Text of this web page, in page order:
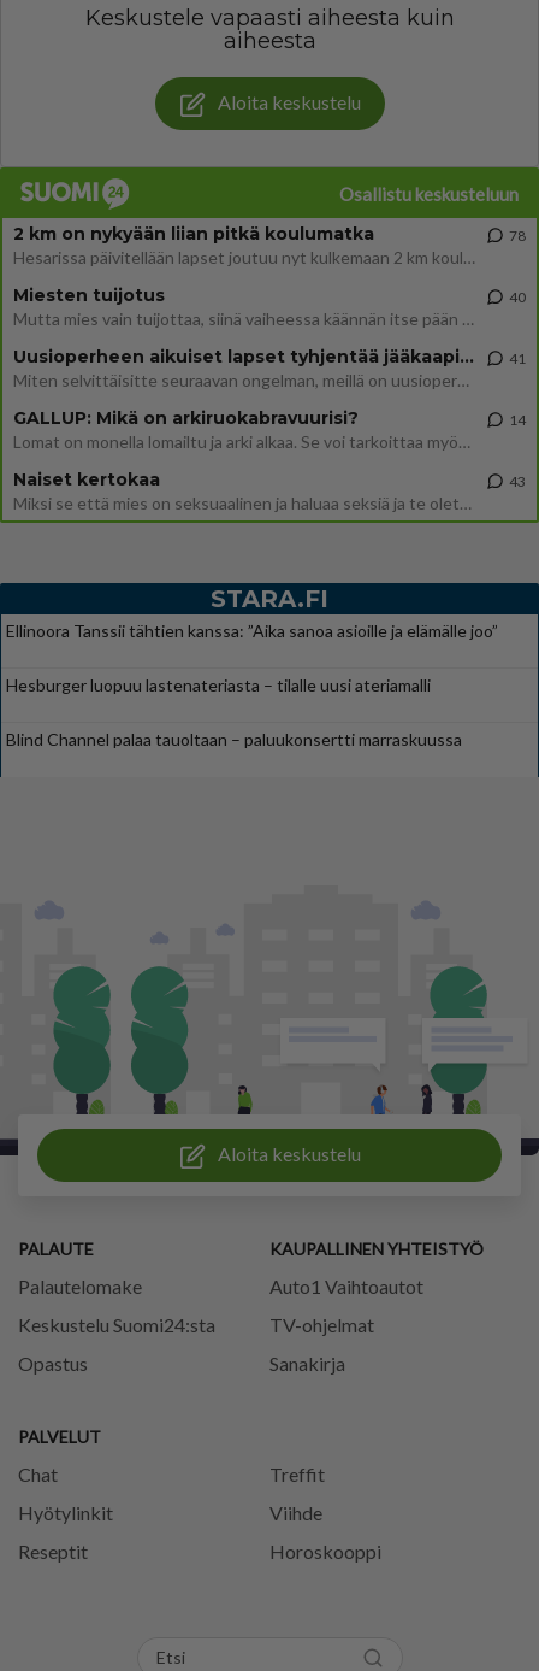
Keskustele vapaasti aiheesta kuin
aiheesta
Aloita keskustelu
Osallistu keskusteluun
2 km on nykyään liian pitkä koulumatka
Hesarissa päivitellään lapset joutuu nyt kulkemaan 2 km kouluun jösses. Ruostefillarilla tuo matka menee vaikka miten äk
78
Miesten tuijotus
Mutta mies vain tuijottaa, siinä vaiheessa käännän itse pään pois. Mikä juttu? Yleensä jos joku tuijottaa tai katsoo, hä
40
Uusioperheen aikuiset lapset tyhjentää jääkaapin käydessään
Miten selvittäisitte seuraavan ongelman, meillä on uusioperhe, minulla teini-ikäiset lapset ja puolisolla aikuiset, jotk
41
GALLUP: Mikä on arkiruokabravuurisi?
Lomat on monella lomailtu ja arki alkaa. Se voi tarkoittaa myös sitä, että grillailut on grillattu ja palataan arjen ruo
14
Naiset kertokaa
Miksi se että mies on seksuaalinen ja haluaa seksiä ja te olette hänen mielestänne haluttava on vastenmielistä? Mikä sii
43
STARA.FI
Ellinoora Tanssii tähtien kanssa: ”Aika sanoa asioille ja elämälle joo”
Hesburger luopuu lastenateriasta – tilalle uusi ateriamalli
Blind Channel palaa tauoltaan – paluukonsertti marraskuussa
Aloita keskustelu
PALAUTE
Palautelomake
Keskustelu Suomi24:sta
Opastus
PALVELUT
Chat
Treffit
Hyötylinkit
Viihde
Reseptit
Horoskooppi
KAUPALLINEN YHTEISTYÖ
Auto1 Vaihtoautot
TV-ohjelmat
Sanakirja